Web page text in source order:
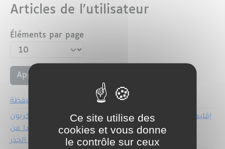
Articles de l’utilisateur
Éléments par page
الحوز : عامل الإقليم يترأس اجتماع لجنة اليقظة
إقليم أزيلال: ارتفاع حالات التسمم بغاز أحادي أكسيد الكربون
إلى 19 حالة دون وفيات .....مؤشر خطير لتوخي مزيدا من
Ce site utilise des
cookies et vous donne
le contrôle sur ceux